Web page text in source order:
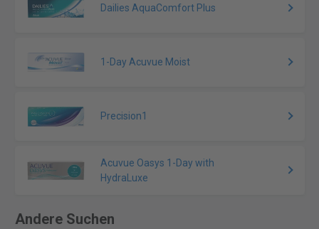
Dailies AquaComfort Plus
1-Day Acuvue Moist
Precision1
Acuvue Oasys 1-Day with
HydraLuxe
Andere Suchen